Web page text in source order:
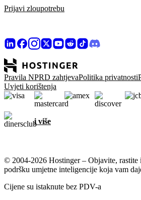
Prijavi zloupotrebu
Pravila NPRD zahtjevaPolitika privatnosti
Uvjeti korištenja
i više
© 2004-2026 Hostinger – Objavite, rastite
podršku umjetne inteligencije koja vam
Cijene su istaknute bez PDV-a